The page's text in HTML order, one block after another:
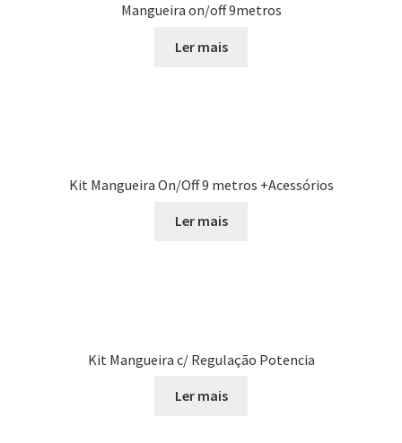
Mangueira on/off 9metros
Ler mais
Kit Mangueira On/Off 9 metros +Acessórios
Ler mais
Kit Mangueira c/ Regulação Potencia
Ler mais